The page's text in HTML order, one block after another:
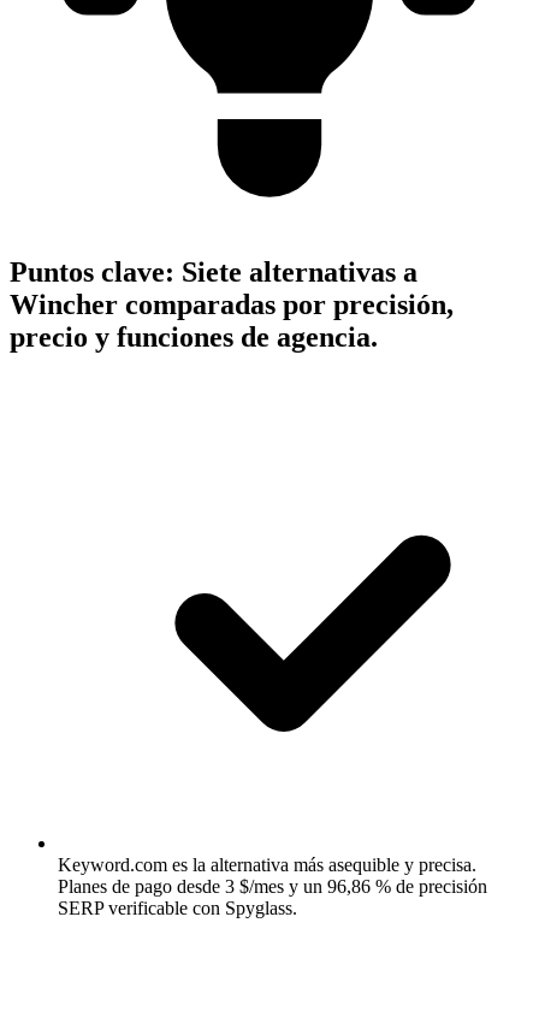
Puntos clave: Siete alternativas a
Wincher comparadas por precisión,
precio y funciones de agencia.
Keyword.com es la alternativa más asequible y precisa.
Planes de pago desde 3 $/mes y un 96,86 % de precisión
SERP verificable con Spyglass.